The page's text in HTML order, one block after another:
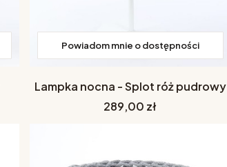
Powiadom mnie o dostępności
Lampka nocna - Splot róż pudrowy
Cena
289,00 zł